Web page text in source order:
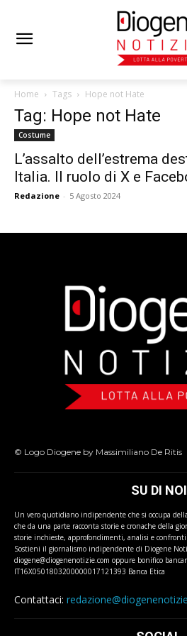
Home Tags Hope not Hate
Tag: Hope not Hate
Costume
L’assalto dell’estrema
Italia. Il ruolo di X e
Redazione - 5 Agosto 2024
© Logo Diogene by Massimiliano De Ritis
SU DI NOI
Un vero quotidiano indipendente che si occupa
che da una parte racconta storie e cronache della
storie inchieste, approfondimenti, analisi e confronti.
Sostieni il giornalismo indipendente di Diogene
diogene@diogenenotizie.com oppure bonifico
IT16X0501803200000017121393 Banca Etica
Contattaci: